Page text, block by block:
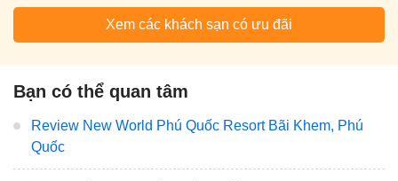
Xem các khách sạn có ưu đãi
Bạn có thể quan tâm
Review New World Phú Quốc Resort Bãi Khem, Phú
Quốc